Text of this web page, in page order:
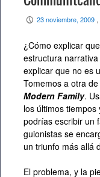
P 23 noviembre, 2009 ,
¿Cómo explicar
estructura
explicar que no es
Tomemos a otra
Modern Family.
los últimos
podrías escribir un
guionistas se
un triunfo más allá
El problema, y la